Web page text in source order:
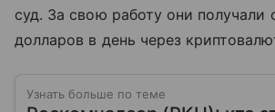
суд. За свою работу они получали
долларов в день через
Узнать больше по теме